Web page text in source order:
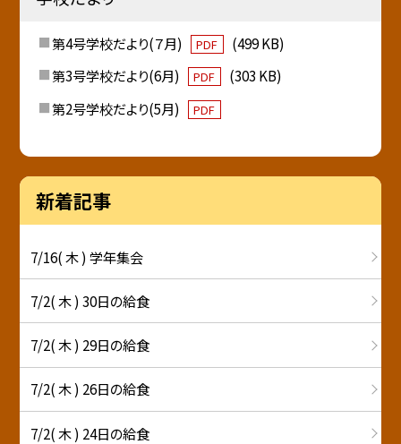
第4号学校だより(７月) PDF
(499 KB)
第3号学校だより(6月)
PDF
(303 KB)
第2号学校だより(5月)
PDF
新着記事
7/16( 木 ) 学年集会
7/2( 木 ) 30日の給食
7/2( 木 ) 29日の給食
7/2( 木 ) 26日の給食
7/2( 木 ) 24日の給食